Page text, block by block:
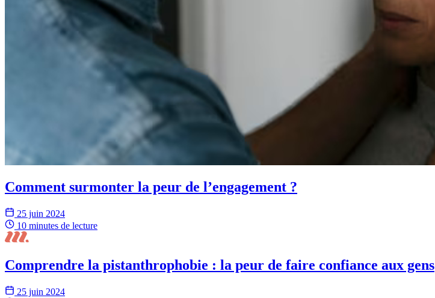
Comment surmonter la peur de l’engagement ?
25 juin 2024
10 minutes de lecture
Comprendre la pistanthrophobie : la peur de faire confiance aux gens
25 juin 2024